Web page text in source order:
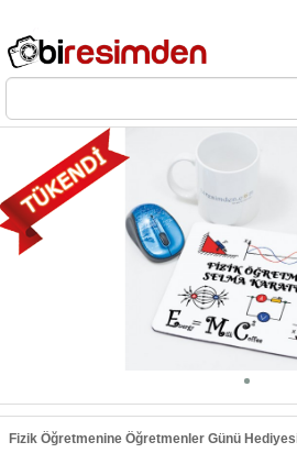
Fizik Öğretmenine Öğretmenler Günü